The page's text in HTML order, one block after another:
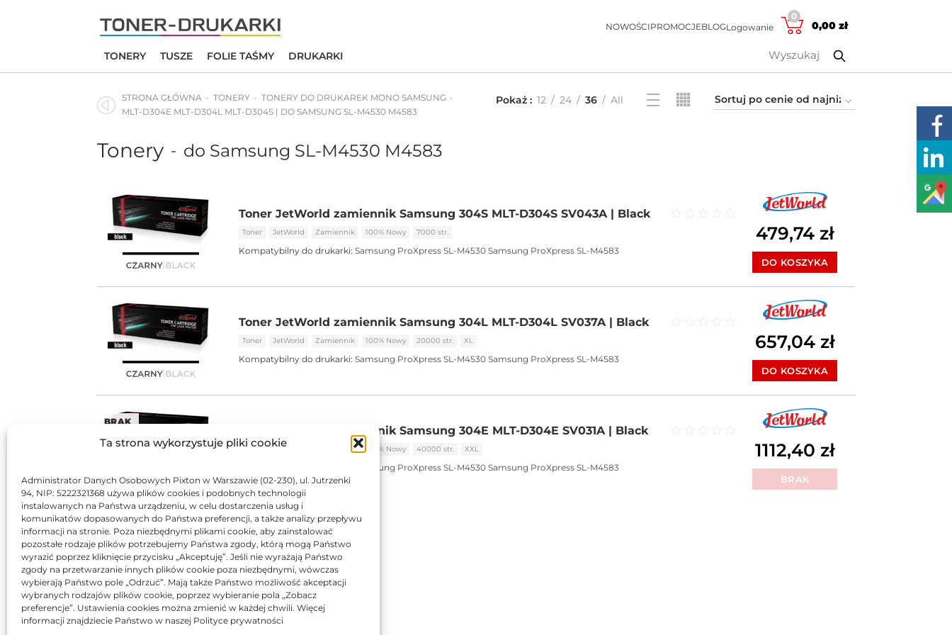
Ta strona wykorzystuje pliki cookie
Administrator Danych Osobowych Pixton w Warszawie (02-230), ul. Jutrzenki
94, NIP: 5222321368 używa plików cookies i podobnych technologii
instalowanych na Państwa urządzeniu, w celu dostarczenia usług i
komunikatów dopasowanych do Państwa preferencji, a także analizy przepływu
informacji na stronie. Poza niezbędnymi plikami cookie, aby zainstalować
pozostałe rodzaje plików potrzebujemy Państwa zgody, którą mogą Państwo
wyrazić poprzez kliknięcie przycisku „Akceptuję”. Jeśli nie wyrażają Państwo
zgody na przetwarzanie innych plików cookie poza niezbędnymi, wówczas
wybierają Państwo pole „Odrzuć”. Mają także Państwo możliwość akceptacji
wybranych rodzajów plików cookie, poprzez wybieranie pola „Zobacz
preferencje”. Ustawienia cookies można zmienić w każdej chwili. Więcej
informacji znajdziecie Państwo w naszej Polityce prywatności
NOWOŚCIPROMOCJEBLOGLogowanie
0
0,00 zł
TONERY TUSZE FOLIE TAŚMY DRUKARKI
STRONA GŁÓWNA TONERY
TONERY DO DRUKAREK MONO SAMSUNG
MLT-D304E MLT-D304L MLT-D304S | DO SAMSUNG SL-M4530 M4583
Pokaż 12 24 36 All
Tonery - do Samsung SL-M4530 M4583
Toner JetWorld zamiennik Samsung 304S MLT-D304S SV043A | Black
Oceniono0na 5
Toner JetWorld Zamiennik 100% Nowy 7000 str.
Kompatybilny do drukarki: Samsung ProXpress SL-M4530 Samsung ProXpress SL-M4583
479,74 zł
DO KOSZYKA
Toner JetWorld zamiennik Samsung 304L MLT-D304L SV037A | Black
Oceniono0na 5
Toner JetWorld Zamiennik 100% Nowy 20000 str. XL
Kompatybilny do drukarki: Samsung ProXpress SL-M4530 Samsung ProXpress SL-M4583
657,04 zł
DO KOSZYKA
BRAK
Toner JetWorld zamiennik Samsung 304E MLT-D304E SV031A | Black
Oceniono0na 5
Toner JetWorld Zamiennik 100% Nowy 40000 str. XXL
Samsung ProXpress SL-M4530 Samsung ProXpress SL-M4583
1112,40 zł
BRAK